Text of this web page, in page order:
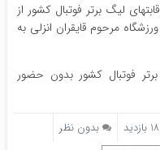
لیگ برتر فوتبال کشور از
پنجشنبه ۲۷ مرداد در ورزشگاه مرحوم قایقران انزلی به
فوتبال کشور بدون حضور
بدون نظر